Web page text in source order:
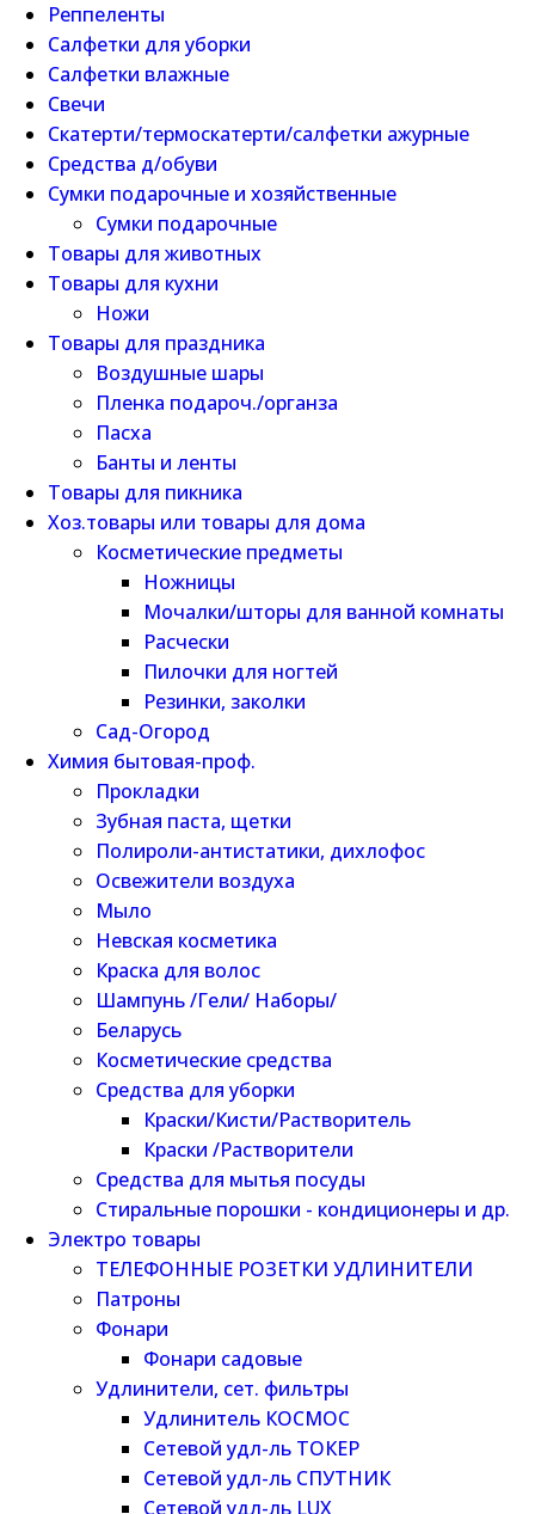
Реппеленты
Салфетки для уборки
Салфетки влажные
Свечи
Скатерти/термоскатерти/салфетки ажурные
Средства д/обуви
Сумки подарочные и хозяйственные
Сумки подарочные
Товары для животных
Товары для кухни
Ножи
Товары для праздника
Воздушные шары
Пленка подароч./органза
Пасха
Банты и ленты
Товары для пикника
Хоз.товары или товары для дома
Косметические предметы
Ножницы
Мочалки/шторы для ванной комнаты
Расчески
Пилочки для ногтей
Резинки, заколки
Сад-Огород
Химия бытовая-проф.
Прокладки
Зубная паста, щетки
Полироли-антистатики, дихлофос
Освежители воздуха
Мыло
Невская косметика
Краска для волос
Шампунь /Гели/ Наборы/
Беларусь
Косметические средства
Средства для уборки
Краски/Кисти/Растворитель
Краски /Растворители
Средства для мытья посуды
Стиральные порошки - кондиционеры и др.
Электро товары
ТЕЛЕФОННЫЕ РОЗЕТКИ УДЛИНИТЕЛИ
Патроны
Фонари
Фонари садовые
Удлинители, сет. фильтры
Удлинитель КОСМОС
Сетевой удл-ль ТОКЕР
Сетевой удл-ль СПУТНИК
Сетевой удл-ль LUX